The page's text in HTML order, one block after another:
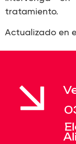
tratamiento.
Actualizado en